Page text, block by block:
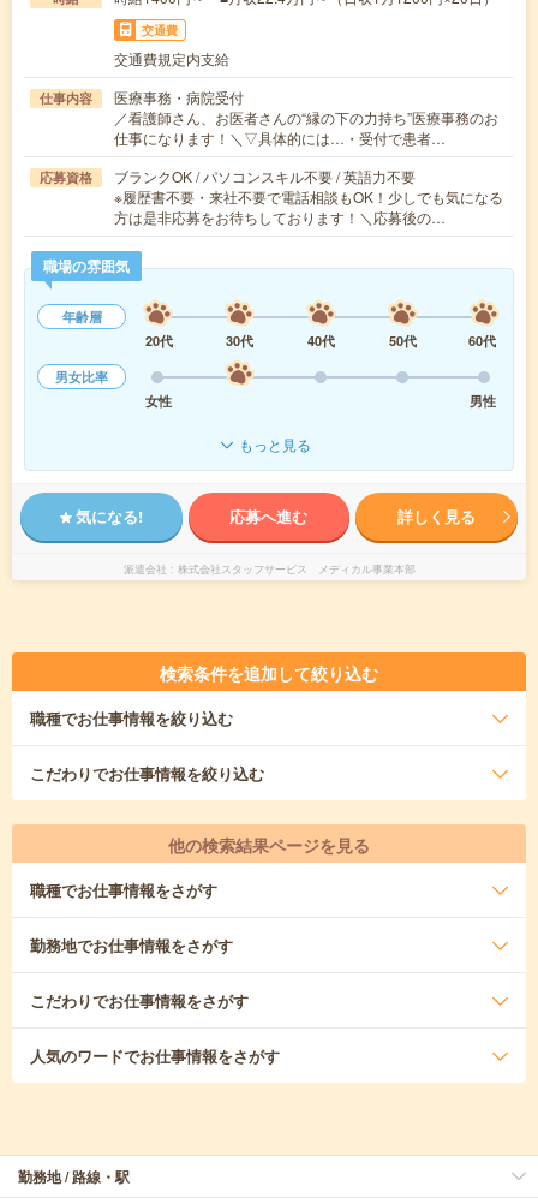
交通費
交通費規定内支給
仕事内容
医療事務・病院受付
／看護師さん、お医者さんの“縁の下の力持ち”医療事務のお
仕事になります！＼▽具体的には…・受付で患者…
応募資格
ブランクOK / パソコンスキル不要 / 英語力不要
※履歴書不要・来社不要で電話相談もOK！少しでも気になる
方は是非応募をお待ちしております！＼応募後の…
職場の雰囲気
年齢層
20代
30代 40代 50代
60代
男女比率
女性
男性
もっと見る
気になる! 応募へ進む 詳しく見る
派遣会社 株式会社スタッフサービス メディカル事業本部
検索条件を追加して絞り込む
職種でお仕事情報を絞り込む
こだわりでお仕事情報を絞り込む
他の検索結果ページを見る
職種でお仕事情報をさがす
勤務地でお仕事情報をさがす
こだわりでお仕事情報をさがす
人気のワードでお仕事情報をさがす
勤務地 / 路線・駅